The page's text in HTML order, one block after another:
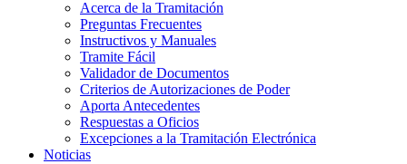
Acerca de la Tramitación
Preguntas Frecuentes
Instructivos y Manuales
Tramite Fácil
Validador de Documentos
Criterios de Autorizaciones de Poder
Aporta Antecedentes
Respuestas a Oficios
Excepciones a la Tramitación Electrónica
Noticias